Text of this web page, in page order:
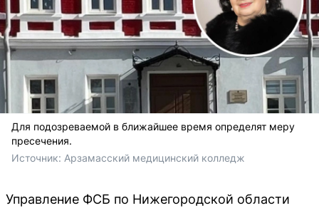
Для подозреваемой в ближайшее время определят меру
пресечения.
Источник: Арзамасский медицинский колледж
Управление ФСБ по Нижегородской области